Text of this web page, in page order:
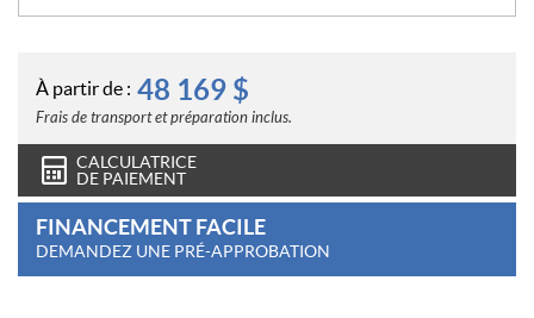
À partir de : 48 169 $
Frais de transport et préparation inclus.
CALCULATRICE
DE PAIEMENT
FINANCEMENT FACILE
DEMANDEZ UNE PRÉ-APPROBATION